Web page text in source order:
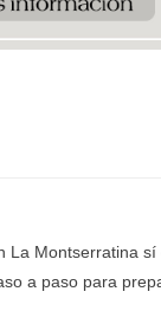
La Montserratina sí
a paso para